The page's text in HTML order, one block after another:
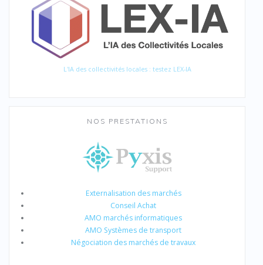
L'IA des collectivités locales : testez LEX-IA
NOS PRESTATIONS
Externalisation des marchés
Conseil Achat
AMO marchés informatiques
AMO Systèmes de transport
Négociation des marchés de travaux